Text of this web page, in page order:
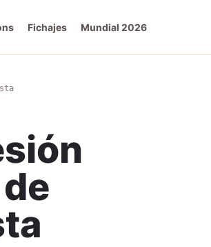
Fichajes Mundial 2026